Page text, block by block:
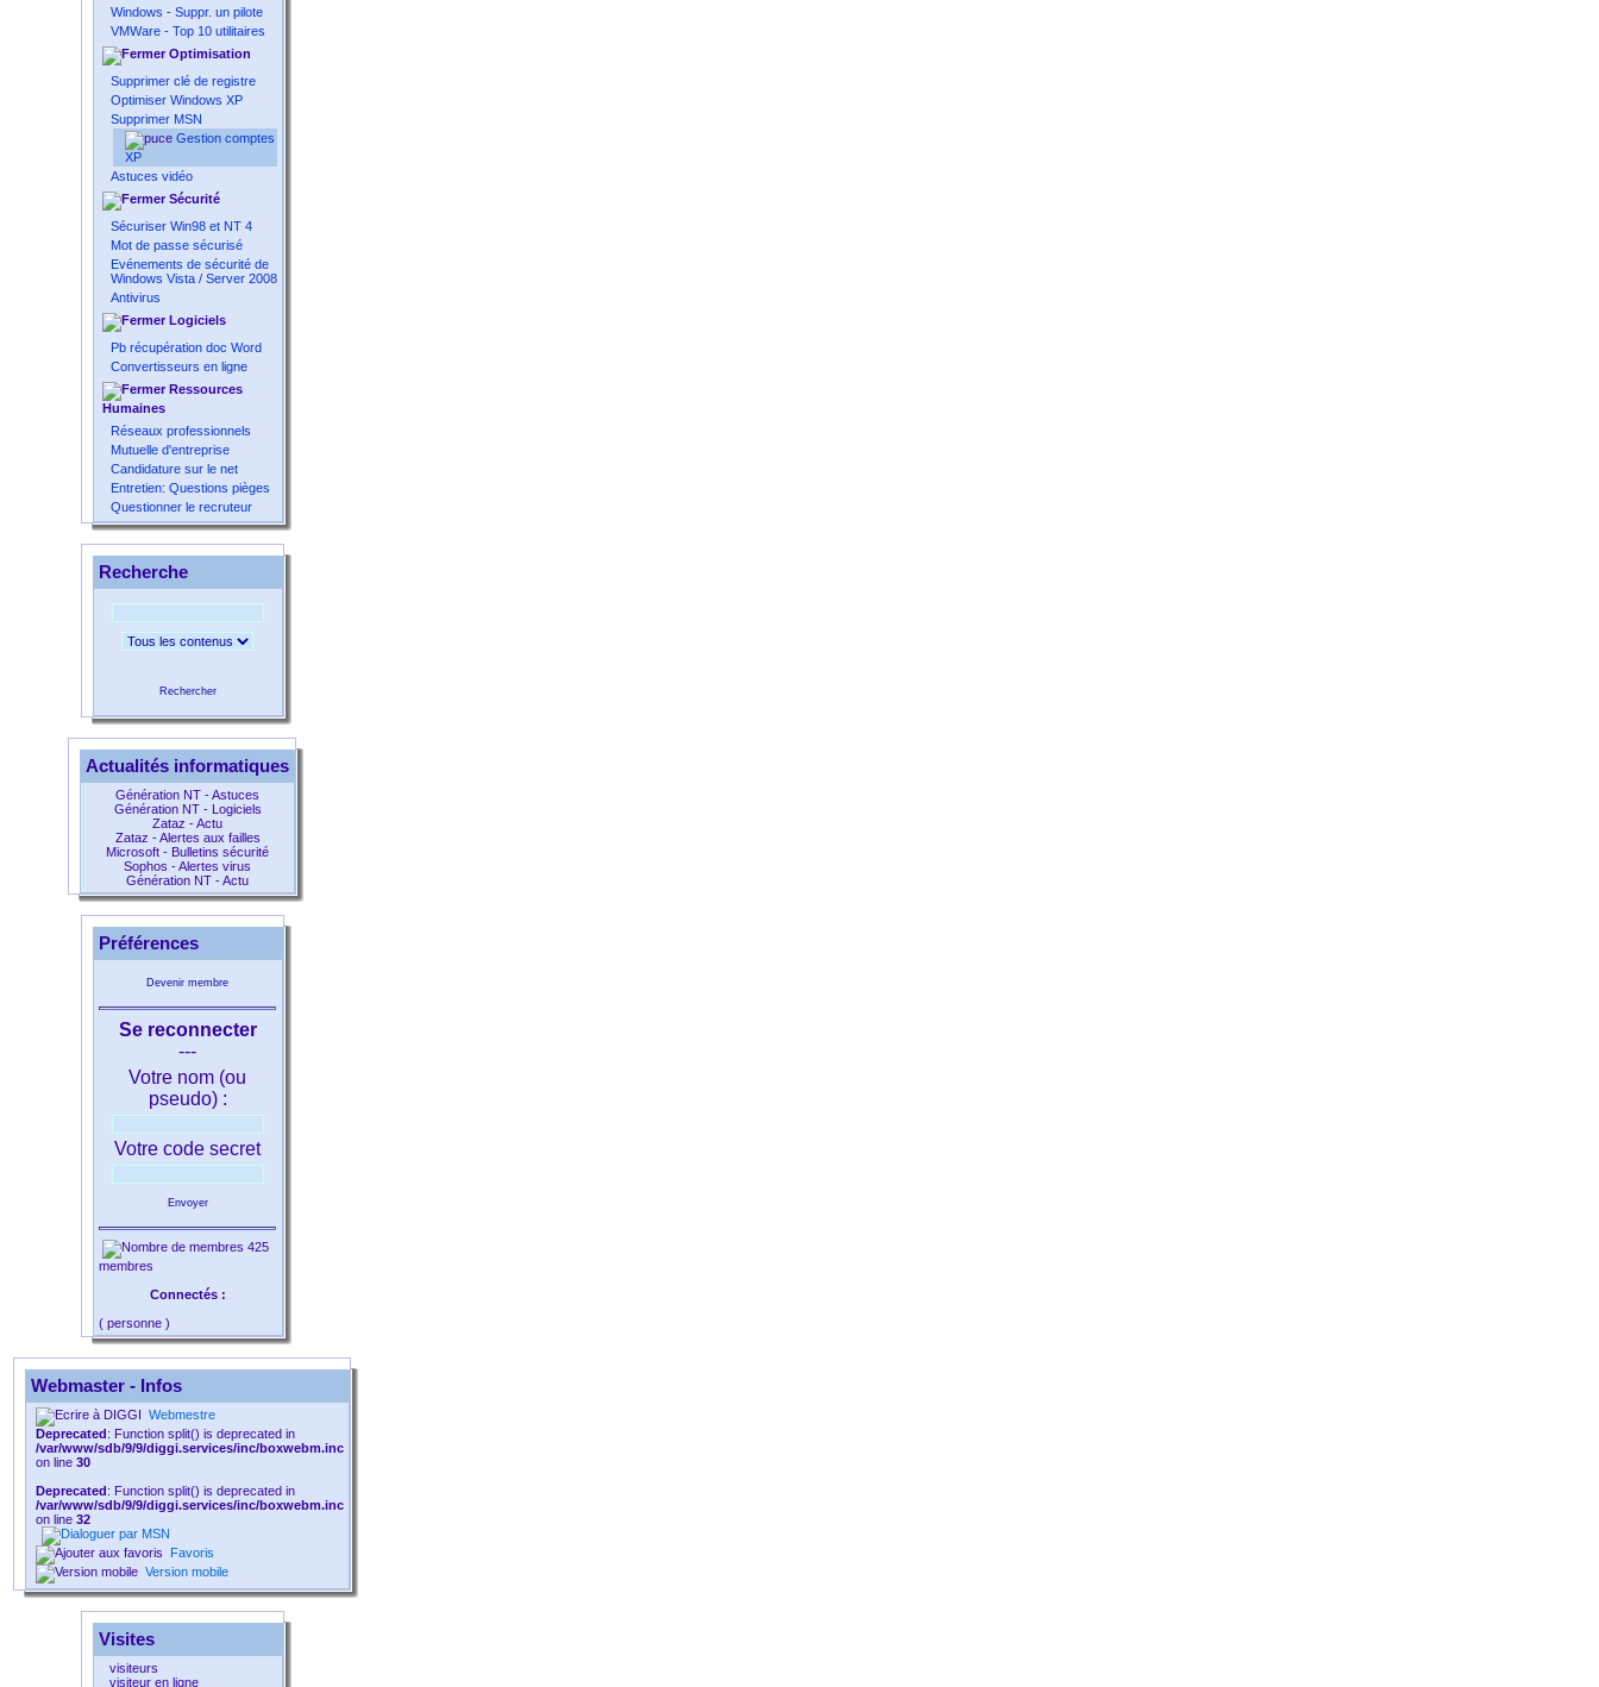
Windows - Suppr. un pilote
VMWare - Top 10 utilitaires
Optimisation
Supprimer clé de registre
Optimiser Windows XP
Supprimer MSN
Gestion comptes
XP
Astuces vidéo
Sécurité
Sécuriser Win98 et NT 4
Mot de passe sécurisé
Evénements de sécurité de
Windows Vista / Server 2008
Antivirus
Logiciels
Pb récupération doc Word
Convertisseurs en ligne
Ressources
Humaines
Réseaux professionnels
Mutuelle d'entreprise
Candidature sur le net
Entretien: Questions pièges
Questionner le recruteur
Recherche
Rechercher
Actualités informatiques
Génération NT - Astuces
Génération NT - Logiciels
Zataz - Actu
Zataz - Alertes aux failles
Microsoft - Bulletins sécurité
Sophos - Alertes virus
Génération NT - Actu
Préférences
Devenir membre
Se reconnecter
---
Votre nom (ou
pseudo) :
Votre code secret
Envoyer
425
membres
Connectés :
( personne )
Webmaster - Infos
Webmestre
Deprecated: Function split() is deprecated in
/var/www/sdb/9/9/diggi.services/inc/boxwebm.inc
on line 30
Deprecated: Function split() is deprecated in
/var/www/sdb/9/9/diggi.services/inc/boxwebm.inc
on line 32
Favoris
Version mobile
Visites
visiteurs
visiteur en ligne